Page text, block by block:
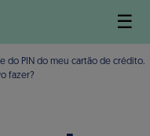
☰
do PIN do meu cartão de crédito.
fazer?